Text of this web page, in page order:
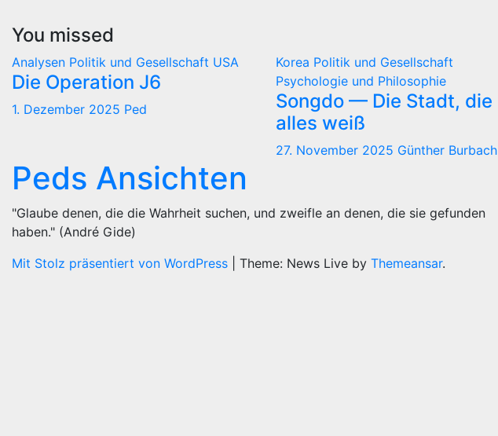
You missed
Analysen Politik und Gesellschaft USA
Die Operation J6
1. Dezember 2025 Ped
Korea Politik und Gesellschaft
Psychologie und Philosophie
Songdo — Die Stadt, die
alles weiß
27. November 2025 Günther Burbach
Peds Ansichten
"Glaube denen, die die Wahrheit suchen, und zweifle an denen, die sie gefunden
haben." (André Gide)
Mit Stolz präsentiert von WordPress
Theme: News Live by Themeansar.